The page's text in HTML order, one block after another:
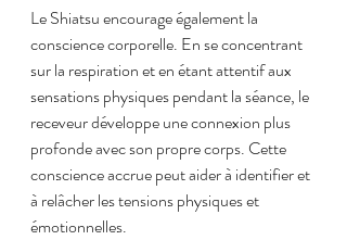
Le Shiatsu encourage également la
conscience corporelle. En se concentrant
sur la respiration et en étant attentif aux
sensations physiques pendant la séance, le
receveur développe une connexion plus
profonde avec son propre corps. Cette
conscience accrue peut aider à identifier et
à relâcher les tensions physiques et
émotionnelles.